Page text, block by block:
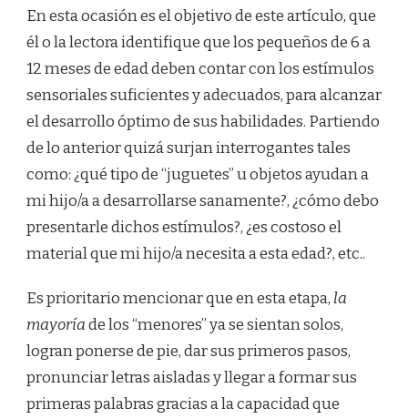
DE
LOS
TESOROS”
UNA
ACTIVIDAD
PARA
QUE
LOS
DE
6
12
MESES
TRAVÉS
DE
SENTIDOS.
En esta ocasión es el objetivo de este artículo, que
él o la lectora identifique que los pequeños de 6 a
12 meses de edad deben contar con los estímulos
sensoriales suficientes y adecuados, para alcanzar
el desarrollo óptimo de sus habilidades. Partiendo
de lo anterior quizá surjan interrogantes tales
como: ¿qué tipo de “juguetes” u objetos ayudan a
mi hijo/a a desarrollarse sanamente?, ¿cómo debo
presentarle dichos estímulos?, ¿es costoso el
material que mi hijo/a necesita a esta edad?, etc..
Es prioritario mencionar que en esta etapa,la
mayoríade los “menores” ya se sientan solos,
logran ponerse de pie, dar sus primeros pasos,
pronunciar letras aisladas y llegar a formar sus
primeras palabras gracias a la capacidad que